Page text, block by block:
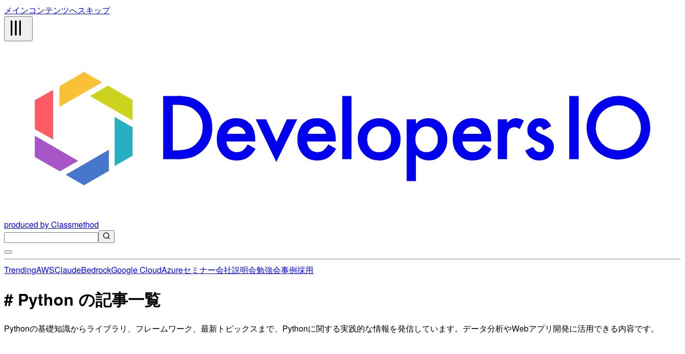
メインコンテンツへスキップ
produced by Classmethod
TrendingAWSClaudeBedrockGoogle CloudAzureセミナー会社説明会勉強会事例採用
# Python の記事一覧
Pythonの基礎知識からライブラリ、フレームワーク、最新トピックスまで、Pythonに関する実践的な情報を発信しています。データ分析やWebアプリ開発に活用できる内容です。